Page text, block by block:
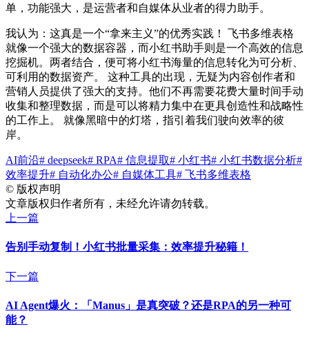
单，功能强大，是运营者和自媒体从业者的得力助手。
我认为：这真是一个“拿来主义”的优秀实践！ 飞书多维表格
就像一个强大的数据容器，而小红书助手则是一个高效的信息
挖掘机。两者结合，便可将小红书海量的信息转化为可分析、
可利用的数据资产。 这种工具的出现，无疑为内容创作者和
营销人员提供了强大的支持。他们不再需要花费大量时间手动
收集和整理数据，而是可以将精力集中在更具创造性和战略性
的工作上。 就像黑暗中的灯塔，指引着我们驶向效率的彼
岸。
AI前沿# deepseek# RPA# 信息提取# 小红书# 小红书数据分析#
效率提升# 自动化办公# 自媒体工具# 飞书多维表格
© 版权声明
文章版权归作者所有，未经允许请勿转载。
上一篇
告别手动复制！小红书批量采集：效率提升秘籍！
下一篇
AI Agent爆火：「Manus」是真突破？还是RPA的另一种可
能？